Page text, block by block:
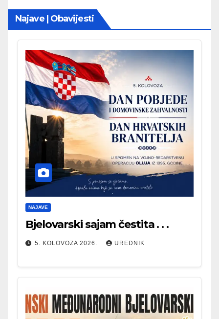
Najave | Obavijesti
NAJAVE
Bjelovarski sajam čestita . . .
5. KOLOVOZA 2026. UREDNIK